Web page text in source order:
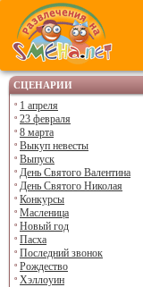
СЦЕНАРИИ
1 апреля
23 февраля
8 марта
Выкуп невесты
Выпуск
День Святого Валентина
День Святого Николая
Конкурсы
Масленица
Новый год
Пасха
Последний звонок
Рождество
Хэллоуин